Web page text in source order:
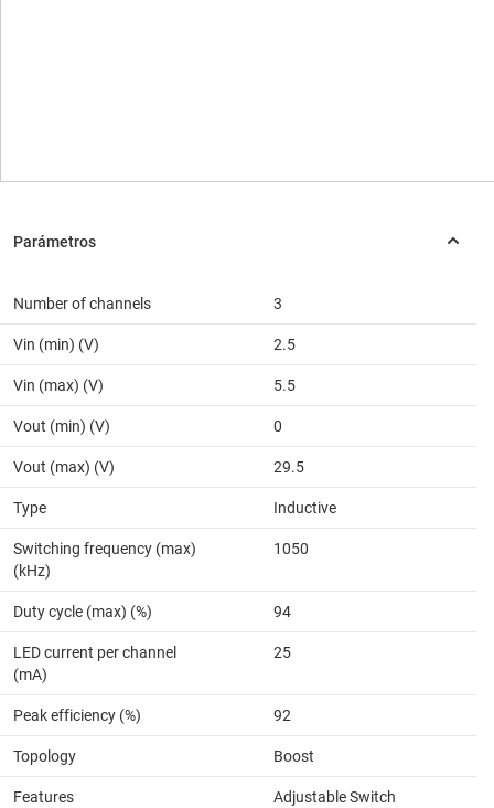
Number of channels 3
Vin (min) (V) 2.5
Vin (max) (V) 5.5
Vout (min) (V) 0
Vout (max) (V) 29.5
Type Inductive
Switching frequency (max)
(kHz)
1050
Duty cycle (max) (%) 94
LED current per channel
(mA)
25
Peak efficiency (%) 92
Topology Boost
Features
Adjustable Switch